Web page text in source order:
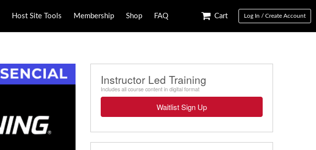
Host Site Tools Membership Shop FAQ Cart Log In / Create Account
Instructor Led Training
Includes all course content in digital format
Waitlist Sign Up